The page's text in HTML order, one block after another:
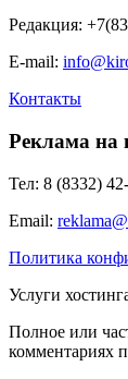
Редакция:
E-mail:
Контакты
Реклама на
Тел: 8 (8332)
Email:
Политика
Услуги
Полное или
комментариях